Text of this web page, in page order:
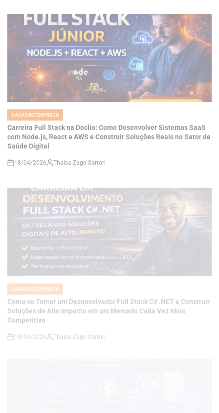
POSTED
IN
VAGAS DE EMPREGO
Carreira Full Stack na Doclio: Como Desenvolver Sistemas SaaS
com Node.js, React e AWS e Construir Soluções Reais no Setor de
Saúde Digital
on
18/04/2026 Thaisa Zago Sartori
POSTED
VAGAS DE EMPREGO
Como se Tornar um Desenvolvedor Full Stack C# .NET e Construir
Soluções de Alto Impacto em um Mercado Cada Vez Mais
on